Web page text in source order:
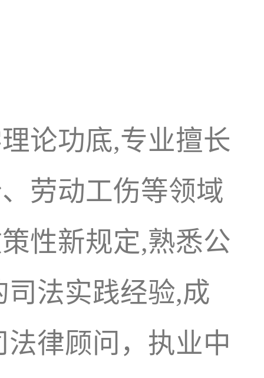
论功底,专业擅长
劳动工伤等领域
性新规定,熟悉公
法实践经验,成
律顾问，执业中